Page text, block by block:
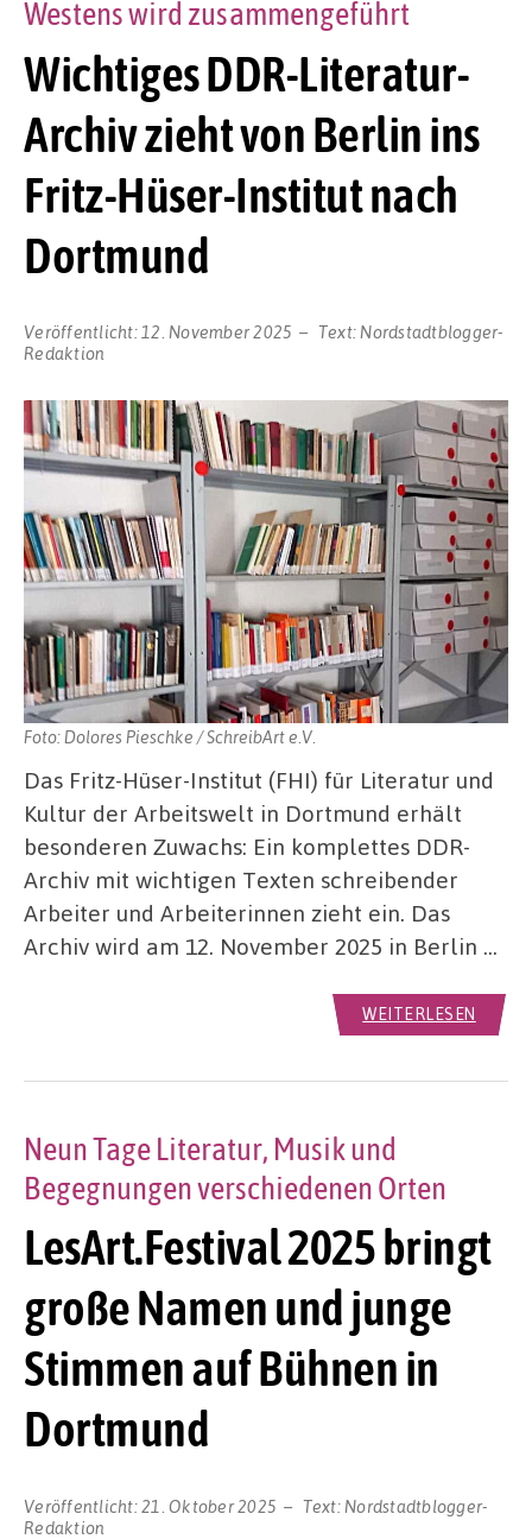
Wichtiges DDR-Literatur-
Archiv zieht von Berlin ins
Fritz-Hüser-Institut nach
Dortmund
Westens wird zusammengeführt
Veröffentlicht: 12. November 2025 Text: Nordstadtblogger-
Redaktion
Foto: Dolores Pieschke / SchreibArt e.V.
Das Fritz-Hüser-Institut (FHI) für Literatur und
Kultur der Arbeitswelt in Dortmund erhält
besonderen Zuwachs: Ein komplettes DDR-
Archiv mit wichtigen Texten schreibender
Arbeiter und Arbeiterinnen zieht ein. Das
Archiv wird am 12. November 2025 in Berlin …
WEITERLESEN
LesArt.Festival 2025 bringt
große Namen und junge
Stimmen auf Bühnen in
Dortmund
Neun Tage Literatur, Musik und
Begegnungen verschiedenen Orten
Veröffentlicht:21. Oktober 2025 Text: Nordstadtblogger-
Redaktion